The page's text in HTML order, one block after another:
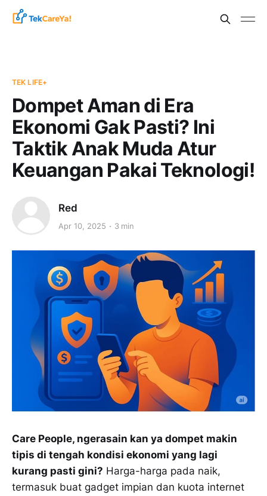
TEK LIFE+
Dompet Aman di Era
Ekonomi Gak Pasti? Ini
Taktik Anak Muda Atur
Keuangan Pakai Teknologi!
Red
Apr 10, 2025 3 min
Care People, ngerasain kan ya dompet makin
tipis di tengah kondisi ekonomi yang lagi
kurang pasti gini? Harga-harga pada naik,
termasuk buat gadget impian dan kuota internet